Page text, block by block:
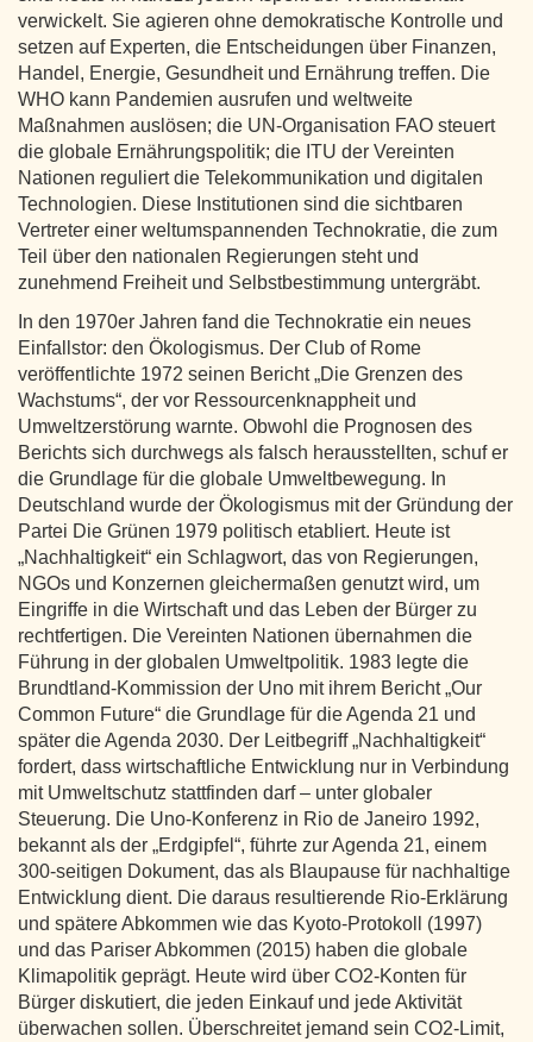
verwickelt. Sie agieren ohne demokratische Kontrolle und
setzen auf Experten, die Entscheidungen über Finanzen,
Handel, Energie, Gesundheit und Ernährung treffen. Die
WHO kann Pandemien ausrufen und weltweite
Maßnahmen auslösen; die UN-Organisation FAO steuert
die globale Ernährungspolitik; die ITU der Vereinten
Nationen reguliert die Telekommunikation und digitalen
Technologien. Diese Institutionen sind die sichtbaren
Vertreter einer weltumspannenden Technokratie, die zum
Teil über den nationalen Regierungen steht und
zunehmend Freiheit und Selbstbestimmung untergräbt.
In den 1970er Jahren fand die Technokratie ein neues
Einfallstor: den Ökologismus. Der Club of Rome
veröffentlichte 1972 seinen Bericht „Die Grenzen des
Wachstums“, der vor Ressourcenknappheit und
Umweltzerstörung warnte. Obwohl die Prognosen des
Berichts sich durchwegs als falsch herausstellten, schuf er
die Grundlage für die globale Umweltbewegung. In
Deutschland wurde der Ökologismus mit der Gründung der
Partei Die Grünen 1979 politisch etabliert. Heute ist
„Nachhaltigkeit“ ein Schlagwort, das von Regierungen,
NGOs und Konzernen gleichermaßen genutzt wird, um
Eingriffe in die Wirtschaft und das Leben der Bürger zu
rechtfertigen. Die Vereinten Nationen übernahmen die
Führung in der globalen Umweltpolitik. 1983 legte die
Brundtland-Kommission der Uno mit ihrem Bericht „Our
Common Future“ die Grundlage für die Agenda 21 und
später die Agenda 2030. Der Leitbegriff „Nachhaltigkeit“
fordert, dass wirtschaftliche Entwicklung nur in Verbindung
mit Umweltschutz stattfinden darf – unter globaler
Steuerung. Die Uno-Konferenz in Rio de Janeiro 1992,
bekannt als der „Erdgipfel“, führte zur Agenda 21, einem
300-seitigen Dokument, das als Blaupause für nachhaltige
Entwicklung dient. Die daraus resultierende Rio-Erklärung
und spätere Abkommen wie das Kyoto-Protokoll (1997)
und das Pariser Abkommen (2015) haben die globale
Klimapolitik geprägt. Heute wird über CO2-Konten für
Bürger diskutiert, die jeden Einkauf und jede Aktivität
überwachen sollen. Überschreitet jemand sein CO2-Limit,